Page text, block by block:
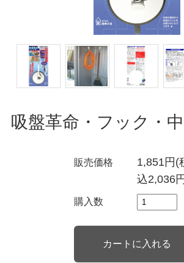
吸盤革命・フック・中
販売価格
1,851円(
込2,036
購入数